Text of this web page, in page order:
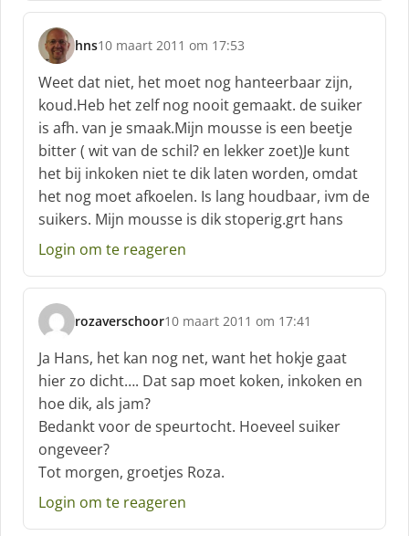
hns
s
c
h
r
e
e
f
:
10 maart 2011 om 17:53
Weet dat niet, het moet nog hanteerbaar zijn,
koud.Heb het zelf nog nooit gemaakt. de suiker
is afh. van je smaak.Mijn mousse is een beetje
bitter ( wit van de schil? en lekker zoet)Je kunt
het bij inkoken niet te dik laten worden, omdat
het nog moet afkoelen. Is lang houdbaar, ivm de
suikers. Mijn mousse is dik stoperig.grt hans
Login om te reageren
rozaverschoor
s
c
h
r
e
e
f
:
10 maart 2011 om 17:41
Ja Hans, het kan nog net, want het hokje gaat
hier zo dicht…. Dat sap moet koken, inkoken en
hoe dik, als jam?
Bedankt voor de speurtocht. Hoeveel suiker
ongeveer?
Tot morgen, groetjes Roza.
Login om te reageren